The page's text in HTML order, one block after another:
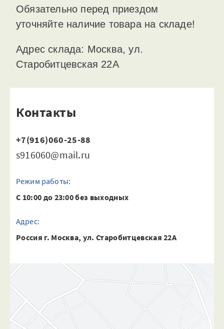
Обязательно перед приездом
уточняйте наличие товара на складе!
Адрес склада: Москва, ул.
Старобитцевская 22А
Контакты
+7(916)060-25-88
s916060@mail.ru
Режим работы:
С 10:00 до 23:00 без выходных
Адрес:
Россия г. Москва, ул. Старобитцевская 22А